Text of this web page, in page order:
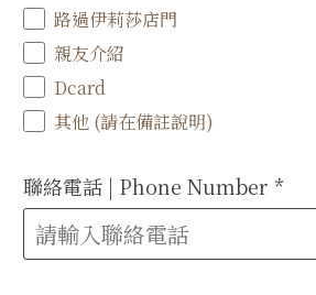
路過伊莉莎店門
親友介紹
Dcard
其他 (請在備註說明)
聯絡電話 | Phone Number *